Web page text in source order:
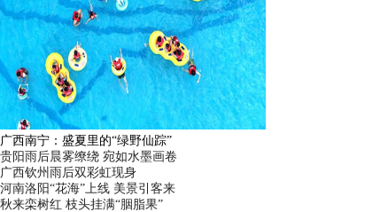
广西南宁：盛夏里的“绿野仙踪”
贵阳雨后晨雾缭绕 宛如水墨画卷
广西钦州雨后双彩虹现身
河南洛阳“花海”上线 美景引客来
秋来栾树红 枝头挂满“胭脂果”